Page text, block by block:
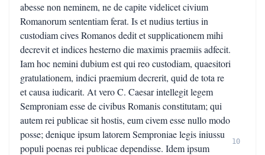
abesse non neminem, ne de capite videlicet civium
Romanorum sententiam ferat. Is et nudius tertius in
custodiam cives Romanos dedit et supplicationem mihi
decrevit et indices hesterno die maximis praemiis adfecit.
Iam hoc nemini dubium est qui reo custodiam, quaesitori
gratulationem, indici praemium decrerit, quid de tota re
et causa iudicarit. At vero C. Caesar intellegit legem
Semproniam esse de civibus Romanis constitutam; qui
autem rei publicae sit hostis, eum civem esse nullo modo
posse; denique ipsum latorem Semproniae legis iniussu
populi poenas rei publicae dependisse. Idem ipsum
10